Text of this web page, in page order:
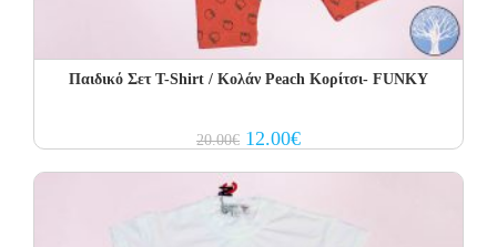
Παιδικό Σετ Τ-Shirt / Κολάν Peach Κορίτσι- FUNKY
20.00€ Original
price
12.00€Current
price